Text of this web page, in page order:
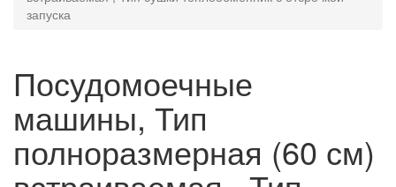
запуска
Посудомоечные
машины, Тип
полноразмерная (60 см)